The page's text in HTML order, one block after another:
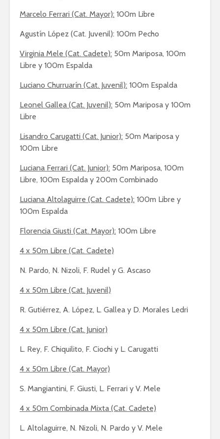
Marcelo Ferrari (Cat. Mayor): 100m Libre
Agustín López (Cat. Juvenil): 100m Pecho
Virginia Mele (Cat. Cadete): 50m Mariposa, 100m
Libre y 100m Espalda
Luciano Churruarín (Cat. Juvenil): 100m Espalda
Leonel Gallea (Cat. Juvenil): 50m Mariposa y 100m
Libre
Lisandro Carugatti (Cat. Junior): 50m Mariposa y
100m Libre
Luciana Ferrari (Cat. Junior): 50m Mariposa, 100m
Libre, 100m Espalda y 200m Combinado
Luciana Altolaguirre (Cat. Cadete): 100m Libre y
100m Espalda
Florencia Giusti (Cat. Mayor): 100m Libre
4 x 50m Libre (Cat. Cadete)
N. Pardo, N. Nizoli, F. Rudel y G. Ascaso
4 x 50m Libre (Cat. Juvenil)
R. Gutiérrez, A. López, L. Gallea y D. Morales Ledri
4 x 50m Libre (Cat. Junior)
L. Rey, F. Chiquilito, F. Ciochi y L. Carugatti
4 x 50m Libre (Cat. Mayor)
S. Mangiantini, F. Giusti, L. Ferrari y V. Mele
4 x 50m Combinada Mixta (Cat. Cadete)
L. Altolaguirre, N. Nizoli, N. Pardo y V. Mele